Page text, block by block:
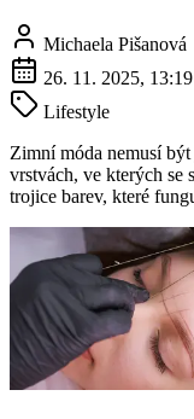
Michaela Pišanová
26. 11. 2025, 13:19
Lifestyle
Zimní móda nemusí
vrstvách, ve kterých se
trojice barev, které